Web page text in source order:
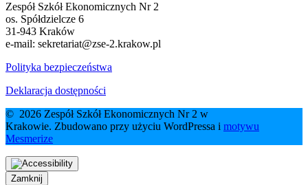
Zespół Szkół Ekonomicznych Nr 2
os. Spółdzielcze 6
31-943 Kraków
e-mail: sekretariat@zse-2.krakow.pl
Polityka bezpieczeństwa
Deklaracja dostępności
© 2026 Zespół Szkół Ekonomicznych Nr 2 w
Krakowie. Zbudowano przy użyciu WordPressa i motywu
Mesmerize
Zamknij